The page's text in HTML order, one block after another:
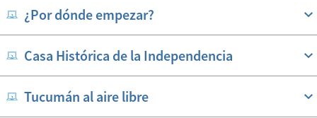
¿Por dónde empezar?
Casa Histórica de la Independencia
Tucumán al aire libre